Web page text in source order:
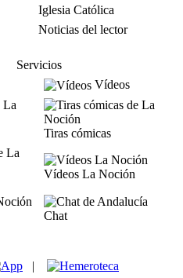
Iglesia Católica
Noticias del lector
Servicios
Vídeos
Tiras cómicas
Vídeos La Noción
Chat
|